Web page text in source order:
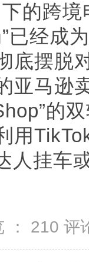
的跨境
已经成
底摆脱
亚马逊
的
用
人挂车
210 评